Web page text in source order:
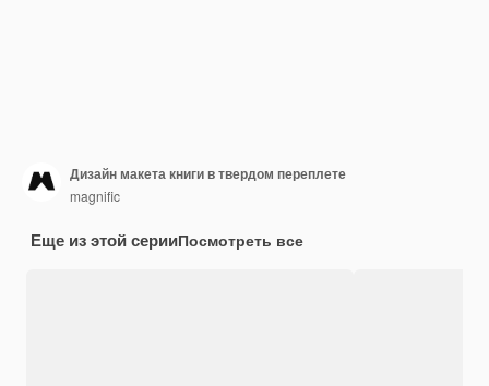
Дизайн макета книги в твердом переплете
magnific
Еще из этой серииПосмотреть все